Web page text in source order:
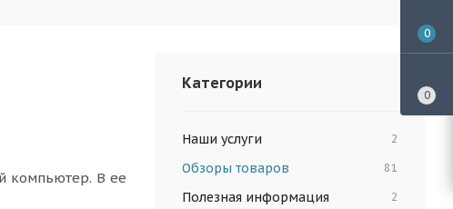
компьютер. В ее
Категории
Наши услуги 2
Обзоры товаров 81
Полезная информация 2
0
0